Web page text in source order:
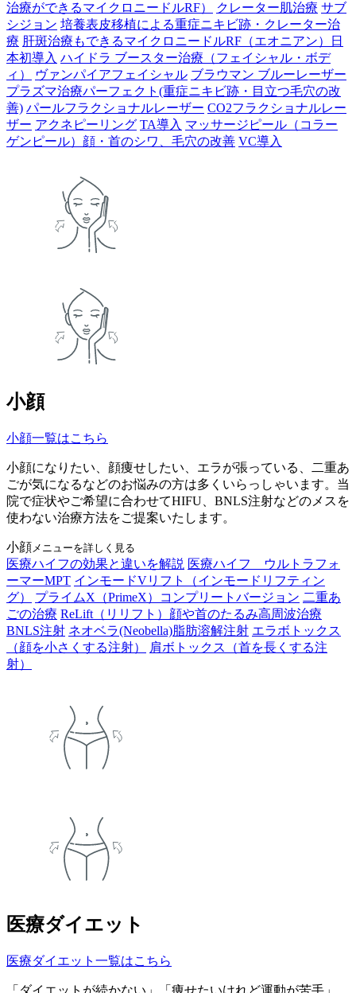
治療ができるマイクロニードルRF）
クレーター肌治療 サブ
シジョン 培養表皮移植による重症ニキビ跡・クレーター治
療 肝斑治療もできるマイクロニードルRF（エオニアン）日
本初導入 ハイドラ ブースター治療（フェイシャル・ボデ
ィ）
ヴァンパイアフェイシャル ブラウマン ブルーレーザー
プラズマ治療パーフェクト(重症ニキビ跡・目立つ毛穴の改
善) パールフラクショナルレーザー CO2フラクショナルレー
ザー アクネピーリング TA導入 マッサージピール（コラー
ゲンピール）顔・首のシワ、毛穴の改善 VC導入
小顔
小顔一覧はこちら
小顔になりたい、顔痩せしたい、エラが張っている、二重あ
ごが気になるなどのお悩みの方は多くいらっしゃいます。当
院で症状やご希望に合わせてHIFU、BNLS注射などのメスを
使わない治療方法をご提案いたします。
小顔 メニューを詳しく見る
医療ハイフの効果と違いを解説 医療ハイフ ウルトラフォ
ーマーMPT インモードVリフト（インモードリフティン
グ）
プライムX（PrimeX）コンプリートバージョン 二重あ
ごの治療 ReLift（リリフト）顔や首のたるみ高周波治療
BNLS注射 ネオベラ(Neobella)脂肪溶解注射 エラボトックス
（顔を小さくする注射）
肩ボトックス（首を長くする注
射）
医療ダイエット
医療ダイエット一覧はこちら
「ダイエットが続かない」「痩せたいけれど運動が苦手」